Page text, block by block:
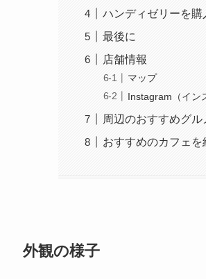
ハンディゼリーを購
最後に
店舗情報
マップ
Instagram（イン
周辺のおすすめグル
おすすめのカフェを
外観の様子